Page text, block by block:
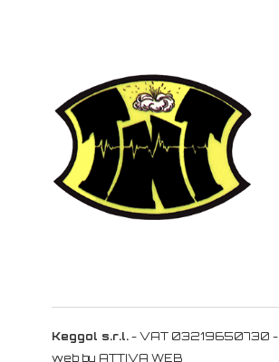
Keggol s.r.l. - VAT 03219650730 -
web by ATTIVA WEB